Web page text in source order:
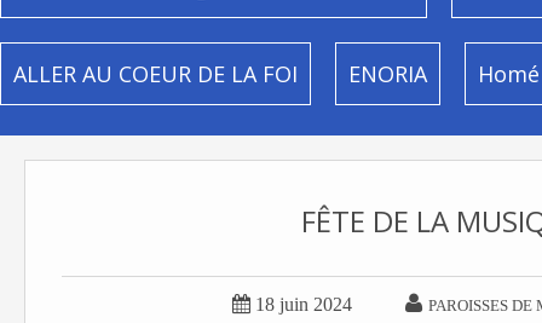
ALLER AU COEUR DE LA FOI ENORIA
FÊTE DE LA
 18 juin 2024  PAROISSES DE